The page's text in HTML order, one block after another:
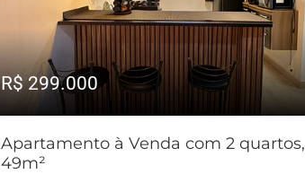
R$ 299.000
Apartamento à Venda com 2 quartos,
49m²